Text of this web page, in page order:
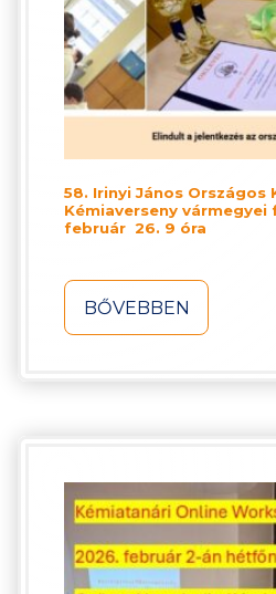
58. Irinyi János Országos
Kémiaverseny
február 26. 9 óra
BŐVEBBEN